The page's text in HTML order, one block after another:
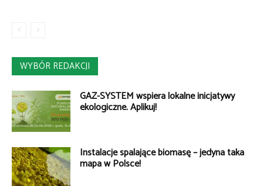
WYBÓR REDAKCJI
GAZ-SYSTEM wspiera lokalne inicjatywy
ekologiczne. Aplikuj!
Instalacje spalające biomasę – jedyna taka
mapa w Polsce!